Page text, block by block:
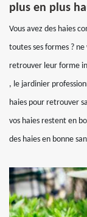
plus en plus
Vous avez des haies
toutes ses formes ?
retrouver leur forme
, le jardinier
haies pour retrouver
vos haies restent en
des haies en bonne